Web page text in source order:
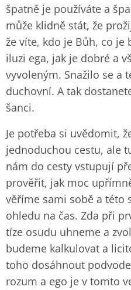
špatně je používáte a
může klidně stát, že
že víte, kdo je Bůh, co je
iluzi ega, jak je dobré a
vyvoleným. Snažilo se a
duchovní. A tak
šanci.
Je potřeba si uvědomit,
jednoduchou cestu, ale
nám do cesty vstupují
prověřit, jak moc
věříme sami sobě a této
ohledu na čas. Zda při
tíze osudu uhneme a
budeme kalkulovat a
toho dosáhnout
rozum a ego je v tomto